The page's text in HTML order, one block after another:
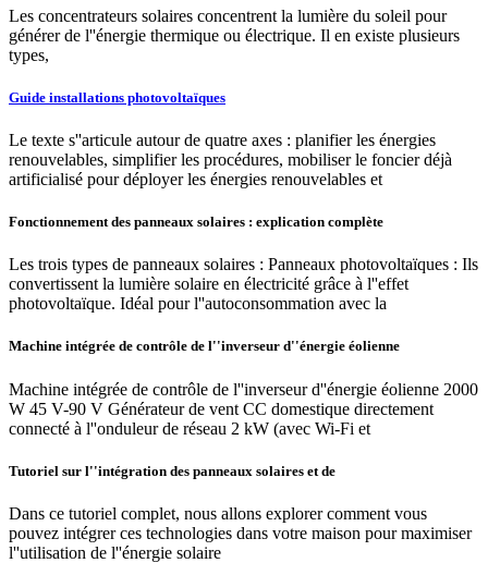
Les concentrateurs solaires concentrent la lumière du soleil pour
générer de l''énergie thermique ou électrique. Il en existe plusieurs
types,
Guide installations photovoltaïques
Le texte s''articule autour de quatre axes : planifier les énergies
renouvelables, simplifier les procédures, mobiliser le foncier déjà
artificialisé pour déployer les énergies renouvelables et
Fonctionnement des panneaux solaires : explication complète
Les trois types de panneaux solaires : Panneaux photovoltaïques : Ils
convertissent la lumière solaire en électricité grâce à l''effet
photovoltaïque. Idéal pour l''autoconsommation avec la
Machine intégrée de contrôle de l''inverseur d''énergie éolienne
Machine intégrée de contrôle de l''inverseur d''énergie éolienne 2000
W 45 V-90 V Générateur de vent CC domestique directement
connecté à l''onduleur de réseau 2 kW (avec Wi-Fi et
Tutoriel sur l''intégration des panneaux solaires et de
Dans ce tutoriel complet, nous allons explorer comment vous
pouvez intégrer ces technologies dans votre maison pour maximiser
l''utilisation de l''énergie solaire